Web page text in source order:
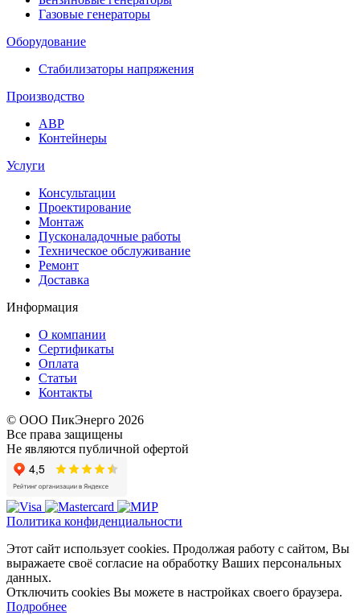
Газовые генераторы
Оборудование
Стабилизаторы напряжения
Производство
АВР
Контейнеры
Услуги
Консультации
Проектирование
Монтаж
Пусконаладочные работы
Техническое обслуживание
Ремонт
Доставка
Информация
О компании
Сертификаты
Оплата
Статьи
Контакты
© ООО ПикЭнерго 2026
Все права защищены
Не являются публичной офертой
Политика конфиденциальности
Этот сайт использует cookies. Продолжая работу с сайтом, Вы
выражаете своё согласие на обработку Ваших персональных
данных.
Отключить cookies Вы можете в настройках своего браузера.
Подробнее